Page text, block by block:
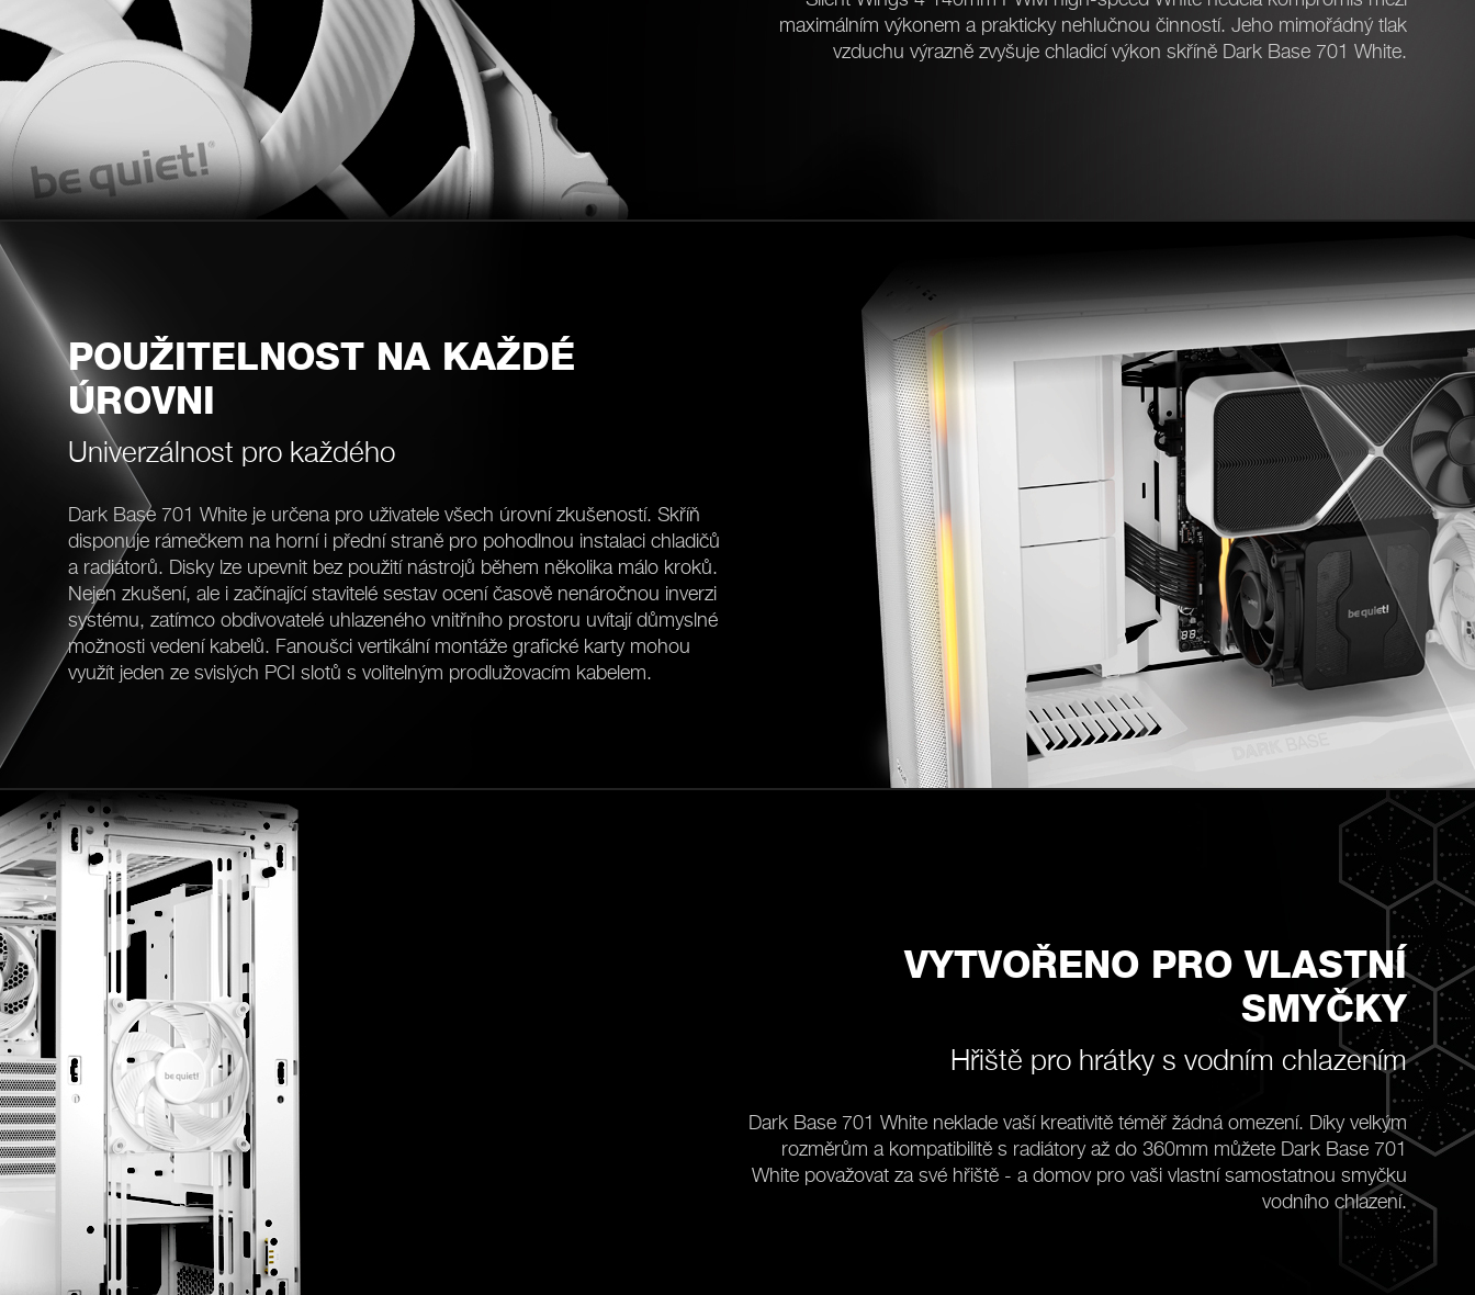
maximálním výkonem a prakticky nehlučnou činností. Jeho mimořádný tlak
vzduchu výrazně zvyšuje chladicí výkon skříně Dark Base 701 White.
POUŽITELNOST NA KAŽDÉ
ÚROVNI
Univerzálnost pro každého
Dark Base 701 White je určena pro uživatele všech úrovní zkušeností. Skříň
disponuje rámečkem na horní i přední straně pro pohodlnou instalaci chladičů
a radiátorů. Disky lze upevnit bez použití nástrojů během několika málo kroků.
Nejen zkušení, ale i začínající stavitelé sestav ocení časově nenáročnou inverzi
systému, zatímco obdivovatelé uhlazeného vnitřního prostoru uvítají důmyslné
možnosti vedení kabelů. Fanoušci vertikální montáže grafické karty mohou
využít jeden ze svislých PCI slotů s volitelným prodlužovacím kabelem.
VYTVOŘENO PRO VLASTNÍ
SMYČKY
Hřiště pro hrátky s vodním chlazením
Dark Base 701 White neklade vaší kreativitě téměř žádná omezení. Díky velkým
rozměrům a kompatibilitě s radiátory až do 360mm můžete Dark Base 701
White považovat za své hřiště - a domov pro vaši vlastní samostatnou smyčku
vodního chlazení.